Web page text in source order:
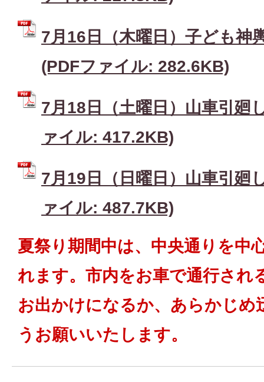
7月16日（木曜日）子ども神
(PDFファイル: 282.6KB)
7月18日（土曜日）山車引廻
ァイル: 417.2KB)
7月19日（日曜日）山車引廻
ァイル: 487.7KB)
夏祭り期間中は、中央通りを中
れます。市内をお車で通行され
お出かけになるか、あらかじめ
うお願いいたします。